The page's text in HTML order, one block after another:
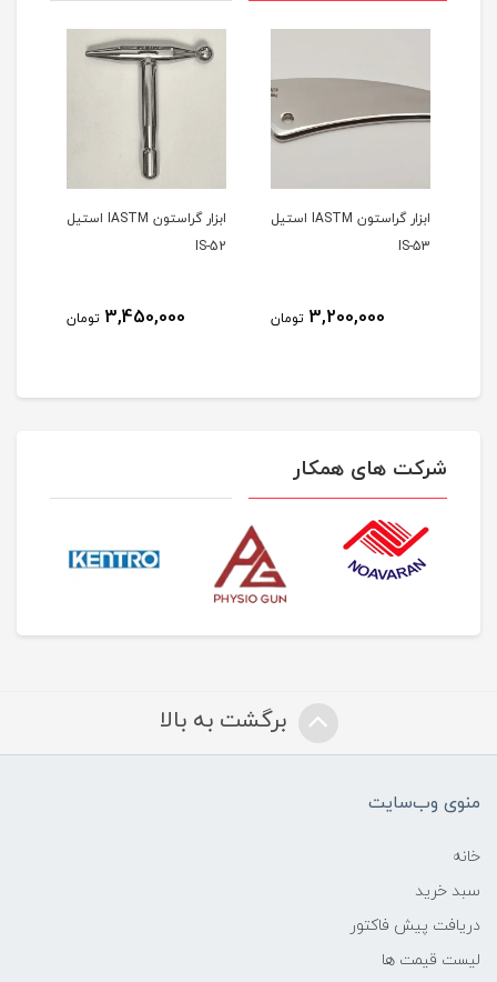
ابزار گراستون IASTM استیل
IS-53
3,200,000 تومان
ابزار گراستون IASTM استیل
IS-52
3,450,000 تومان
شرکت های همکار
برگشت به بالا
منوی وب‌سایت
خانه
سبد خرید
دریافت پیش فاکتور
لیست قیمت ها